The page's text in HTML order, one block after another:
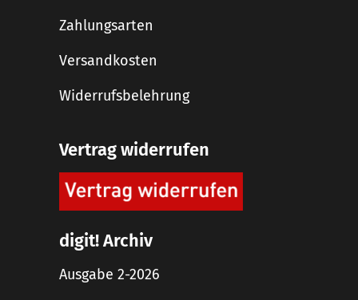
Zahlungsarten
Versandkosten
Widerrufsbelehrung
Vertrag widerrufen
digit! Archiv
Ausgabe 2-2026